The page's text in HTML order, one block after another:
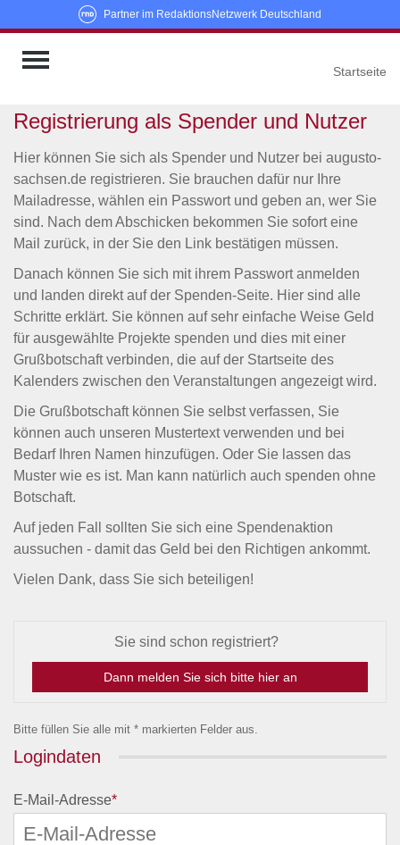
Partner im RedaktionsNetzwerk Deutschland
Startseite
Registrierung als Spender und Nutzer
Hier können Sie sich als Spender und Nutzer bei augusto-
sachsen.de registrieren. Sie brauchen dafür nur Ihre
Mailadresse, wählen ein Passwort und geben an, wer Sie
sind. Nach dem Abschicken bekommen Sie sofort eine
Mail zurück, in der Sie den Link bestätigen müssen.
Danach können Sie sich mit ihrem Passwort anmelden
und landen direkt auf der Spenden-Seite. Hier sind alle
Schritte erklärt. Sie können auf sehr einfache Weise Geld
für ausgewählte Projekte spenden und dies mit einer
Grußbotschaft verbinden, die auf der Startseite des
Kalenders zwischen den Veranstaltungen angezeigt wird.
Die Grußbotschaft können Sie selbst verfassen, Sie
können auch unseren Mustertext verwenden und bei
Bedarf Ihren Namen hinzufügen. Oder Sie lassen das
Muster wie es ist. Man kann natürlich auch spenden ohne
Botschaft.
Auf jeden Fall sollten Sie sich eine Spendenaktion
aussuchen - damit das Geld bei den Richtigen ankommt.
Vielen Dank, dass Sie sich beteiligen!
Sie sind schon registriert?
Dann melden Sie sich bitte hier an
Bitte füllen Sie alle mit * markierten Felder aus.
Logindaten
E-Mail-Adresse*